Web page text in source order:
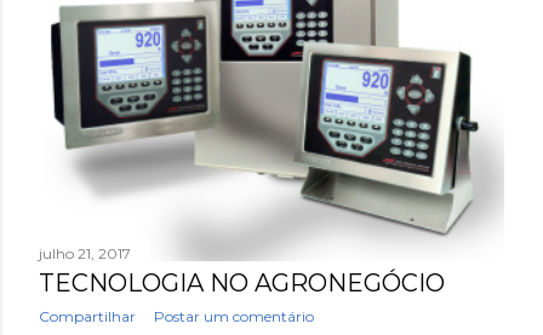
julho 21, 2017
TECNOLOGIA NO AGRONEGÓCIO
Compartilhar Postar um comentário